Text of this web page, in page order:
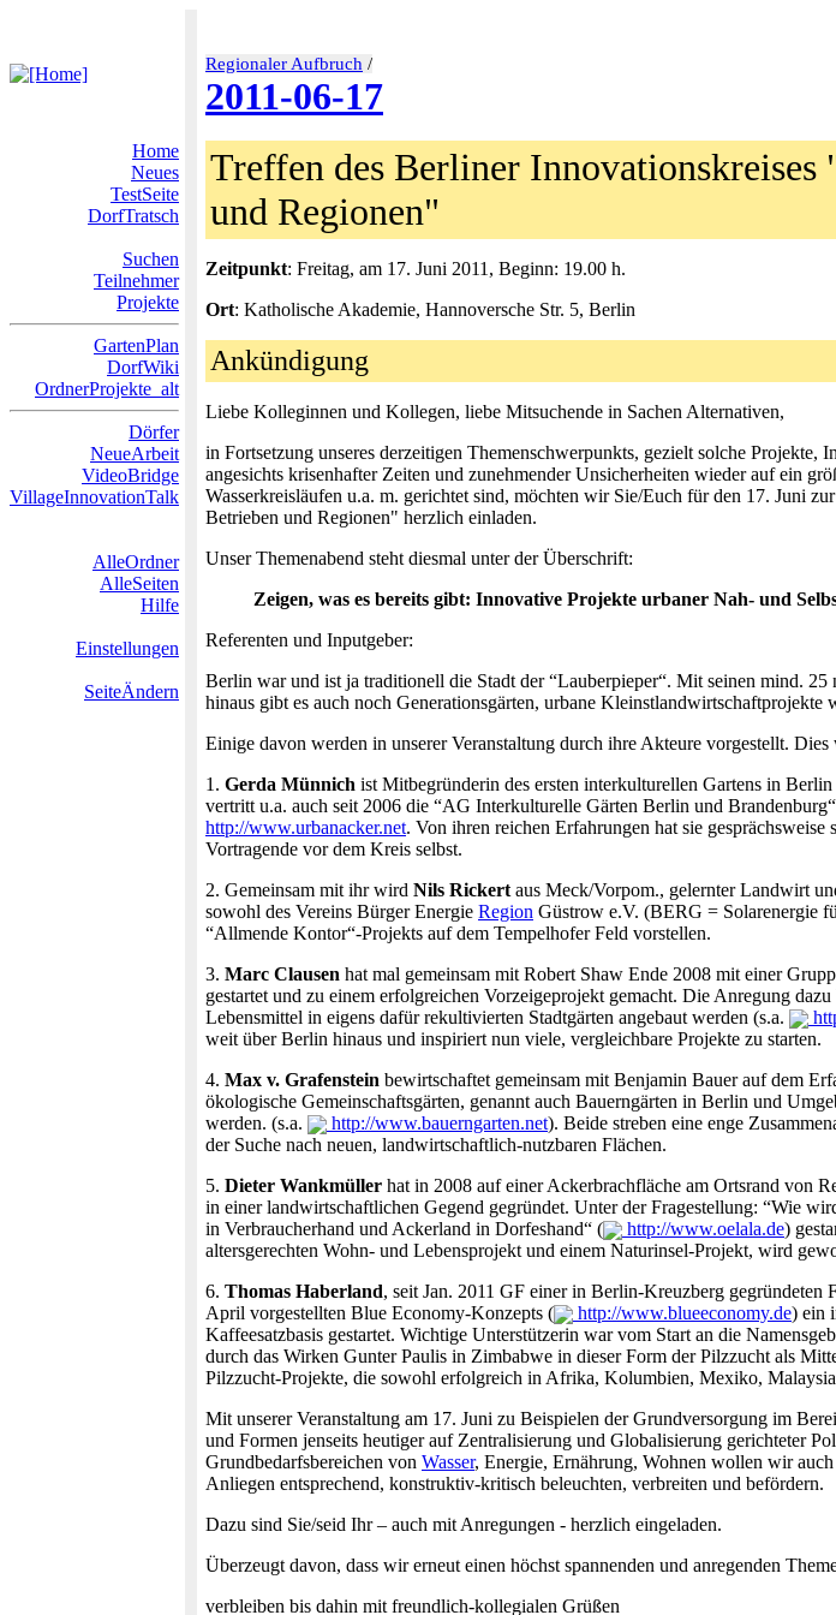
Regionaler Aufbruch /
2011-06-17
Home
Neues
TestSeite
DorfTratsch
Suchen
Teilnehmer
Projekte
GartenPlan
DorfWiki
OrdnerProjekte_alt
Dörfer
NeueArbeit
VideoBridge
VillageInnovationTalk
AlleOrdner
AlleSeiten
Hilfe
Einstellungen
SeiteÄndern
Treffen des Berliner
und Regionen"
Zeitpunkt: Freitag, am 17. Juni 2011, Beginn: 19.00 h.
Ort: Katholische Akademie, Hannoversche Str. 5, Berlin
Ankündigung
Liebe Kolleginnen und Kollegen, liebe Mitsuchende in Sachen Alternativen,
in Fortsetzung unseres derzeitigen Themenschwerpunkts, gezielt solche
angesichts krisenhafter Zeiten und zunehmender Unsicherheiten wieder auf ein
Wasserkreisläufen u.a. m. gerichtet sind, möchten wir Sie/Euch für den 17. Juni
Betrieben und Regionen" herzlich einladen.
Unser Themenabend steht diesmal unter der Überschrift:
Zeigen, was es bereits gibt: Innovative Projekte urbaner Nah- und
Referenten und Inputgeber:
Berlin war und ist ja traditionell die Stadt der “Lauberpieper“. Mit seinen mind.
hinaus gibt es auch noch Generationsgärten, urbane
Einige davon werden in unserer Veranstaltung durch ihre Akteure vorgestellt. Dies
1. Gerda Münnich ist Mitbegründerin des ersten interkulturellen Gartens in
vertritt u.a. auch seit 2006 die “AG Interkulturelle Gärten Berlin und
http://www.urbanacker.net. Von ihren reichen Erfahrungen hat sie
Vortragende vor dem Kreis selbst.
2. Gemeinsam mit ihr wird Nils Rickert aus Meck/Vorpom., gelernter Landwirt
sowohl des Vereins Bürger Energie Region Güstrow e.V. (BERG = Solarenergie
“Allmende Kontor“-Projekts auf dem Tempelhofer Feld vorstellen.
3. Marc Clausen hat mal gemeinsam mit Robert Shaw Ende 2008 mit einer
gestartet und zu einem erfolgreichen Vorzeigeprojekt gemacht. Die Anregung
Lebensmittel in eigens dafür rekultivierten Stadtgärten angebaut werden (s.a.
weit über Berlin hinaus und inspiriert nun viele, vergleichbare Projekte zu starten.
4. Max v. Grafenstein bewirtschaftet gemeinsam mit Benjamin Bauer auf dem
ökologische Gemeinschaftsgärten, genannt auch Bauerngärten in Berlin und
werden. (s.a.
http://www.bauerngarten.net). Beide streben eine enge
der Suche nach neuen, landwirtschaftlich-nutzbaren Flächen.
5. Dieter Wankmüller hat in 2008 auf einer Ackerbrachfläche am Ortsrand von
in einer landwirtschaftlichen Gegend gegründet. Unter der Fragestellung: “Wie
in Verbraucherhand und Ackerland in Dorfeshand“ (
http://www.oelala.de)
altersgerechten Wohn- und Lebensprojekt und einem Naturinsel-Projekt, wird
6. Thomas Haberland, seit Jan. 2011 GF einer in Berlin-Kreuzberg
April vorgestellten Blue Economy-Konzepts (
http://www.blueeconomy.de) ein
Kaffeesatzbasis gestartet. Wichtige Unterstützerin war vom Start an die
durch das Wirken Gunter Paulis in Zimbabwe in dieser Form der Pilzzucht als
Pilzzucht-Projekte, die sowohl erfolgreich in Afrika, Kolumbien, Mexiko,
Mit unserer Veranstaltung am 17. Juni zu Beispielen der Grundversorgung im
und Formen jenseits heutiger auf Zentralisierung und Globalisierung gerichteter
Grundbedarfsbereichen von Wasser, Energie, Ernährung, Wohnen wollen wir
Anliegen entsprechend, konstruktiv-kritisch beleuchten, verbreiten und befördern.
Dazu sind Sie/seid Ihr – auch mit Anregungen - herzlich eingeladen.
Überzeugt davon, dass wir erneut einen höchst spannenden und anregenden
verbleiben bis dahin mit freundlich-kollegialen Grüßen